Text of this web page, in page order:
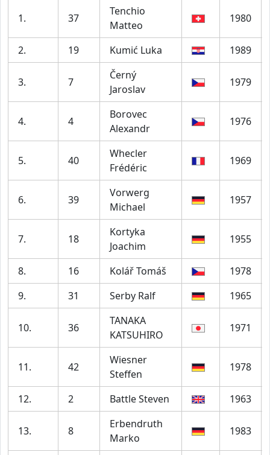
1. 37
Tenchio
Matteo
1980
2. 19 Kumić Luka 1989
3. 7
Černý
Jaroslav
1979
4. 4
Borovec
Alexandr
1976
5. 40
Whecler
Frédéric
1969
6. 39
Vorwerg
Michael
1957
7. 18
Kortyka
Joachim
1955
8. 16 Kolář Tomáš
1978
9.
31 Serby Ralf 1965
10. 36
TANAKA
KATSUHIRO
1971
11. 42
Wiesner
Steffen
1978
12. 2 Battle Steven 1963
13. 8
Erbendruth
Marko
1983